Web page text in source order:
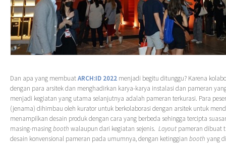
Dan apa yang membuatARCH:ID 2022 menjadi begitu ditunggu? Karena
dengan para arsitek dan menghadirkan karya-karya instalasi dan pameran
menjadi kegiatan yang utama selanjutnya adalah pameran terkurasi. Para
(jenama) dihimbau oleh kurator untuk berkolaborasi dengan arsitek untuk
menampilkan desain produk dengan cara yang berbeda sehingga tercipta
masing-masingbooth walaupun dari kegiatan sejenis. Layout pameran dibuat
desain konvensional pameran pada umumnya, dengan ketinggian booth yang